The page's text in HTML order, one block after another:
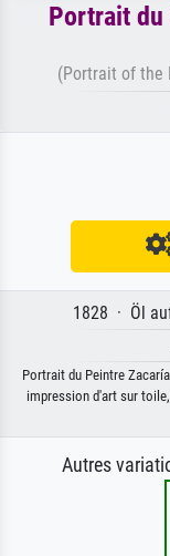
Portrait du
(Portrait of the
1828 · Öl
Portrait du Peintre
impression d'art sur
Autres